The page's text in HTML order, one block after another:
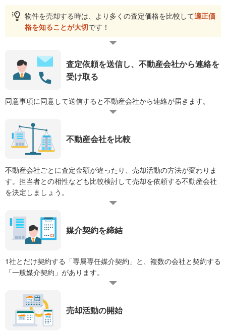
物件を売却する時は、より多くの査定価格を比較して適正価
格を知ることが大切です！
査定依頼を送信し、不動産会社から連絡を
受け取る
同意事項に同意して送信すると不動産会社から連絡が届きます。
不動産会社を比較
不動産会社ごとに査定金額が違ったり、売却活動の方法が変わりま
す。担当者との相性なども比較検討して売却を依頼する不動産会社
を決定しましょう。
媒介契約を締結
1社とだけ契約する「専属専任媒介契約」と、複数の会社と契約する
「一般媒介契約」があります。
売却活動の開始